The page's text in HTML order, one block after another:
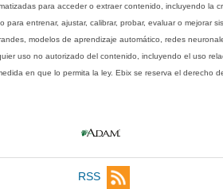
para acceder o extraer contenido, incluyendo la
entrenar, ajustar, calibrar, probar, evaluar o mejorar
modelos de aprendizaje automático, redes
uso no autorizado del contenido, incluyendo el uso
en que lo permita la ley. Ebix se reserva el derecho
RSS